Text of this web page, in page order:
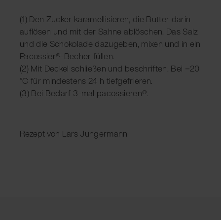
(1) Den Zucker karamellisieren, die Butter darin
auflösen und mit der Sahne ablöschen. Das Salz
und die Schokolade dazugeben, mixen und in ein
Pacossier®-Becher füllen.
(2) Mit Deckel schließen und beschriften. Bei −20
°C für mindestens 24 h tiefgefrieren.
(3) Bei Bedarf 3-mal pacossieren®.
Rezept von Lars Jungermann